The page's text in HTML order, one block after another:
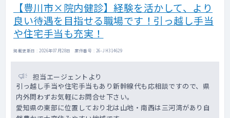
看護師の問診後の診察となり、未経験の先生
でも対応が可能な内容です。
対面診療とオンライン診療の比重について
は、所属院により異なります。
※開院間もない医療機関の場合はオンライン
診療が主となります。
◇ 専門外来：相談可
（例：糖尿病・呼吸器内科（SAS）・リウマ
【豊川市×院内健診】経験を活かして、より
良い待遇を目指せる職場です！引っ越し手当
や住宅手当も充実！
掲載更新日 : 2026年07月28日 案件番号 : 26-JH314629
担当エージェントより
引っ越し手当や住宅手当もあり新幹線代も応相談ですので、県
内外問わずお気軽にお問合せ下さい。
愛知県の東部に位置しており北は山地・南西は三河湾があり自